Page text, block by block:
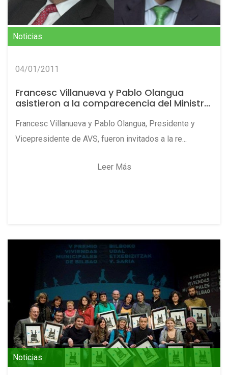
Noticias
04/01/2011
Francesc Villanueva y Pablo Olangua
asistieron a la comparecencia del Ministr...
Francesc Villanueva y Pablo Olangua, Presidente y
Vicepresidente de AVS, fueron invitados a la re...
Leer Más
Noticias